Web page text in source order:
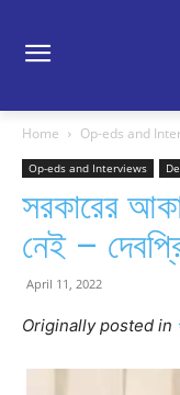
Home Op-eds and
Op-eds and Interviews
সরকারের
নেই –
April 11, 2022
Originally posted in